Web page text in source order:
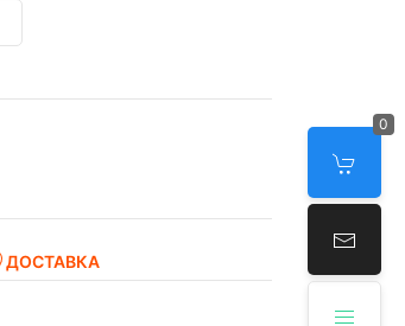
0
ДОСТАВКА